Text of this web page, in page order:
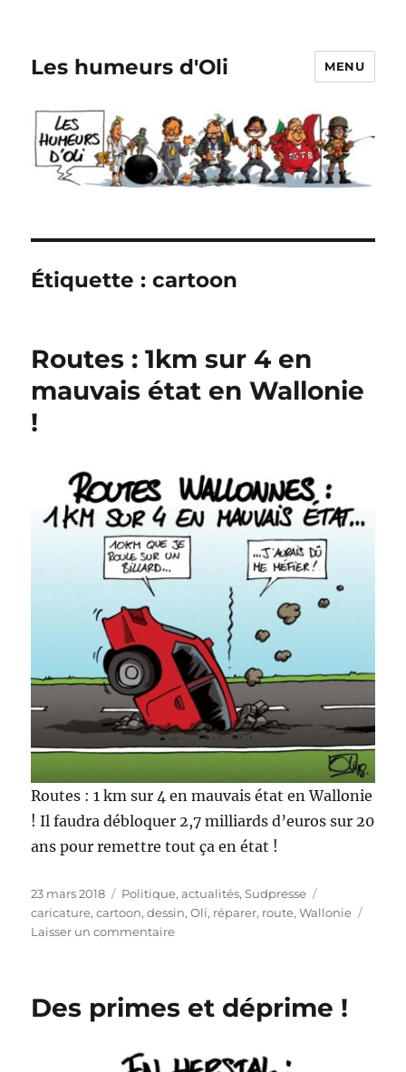
Les humeurs d'Oli MENU
Étiquette :cartoon
Routes : 1km sur 4 en
mauvais état en Wallonie
!
Routes : 1 km sur 4 en mauvais état en Wallonie
! Il faudra débloquer 2,7 milliards d’euros sur 20
ans pour remettre tout ça en état !
Publié
le
23 mars 2018 Catégories
Politique, actualités,Sudpresse
caricature,cartoon,dessin,Oli, réparer, route,Wallonie
Laisser un commentairesur
sur
mauvais
Des primes et déprime !